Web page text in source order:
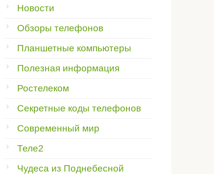
Новости
Обзоры телефонов
Планшетные компьютеры
Полезная информация
Ростелеком
Секретные коды телефонов
Современный мир
Теле2
Чудеса из Поднебесной